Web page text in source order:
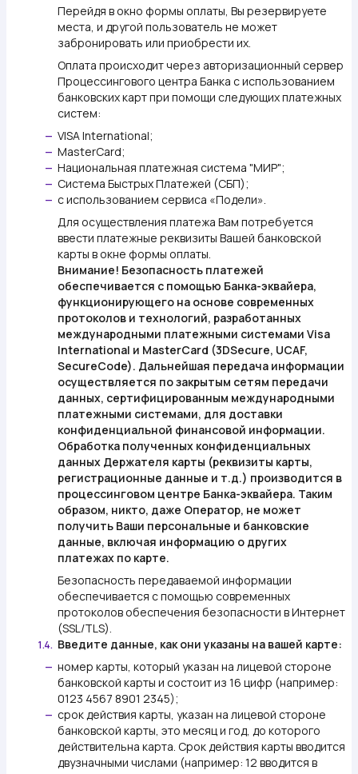
Перейдя в окно формы оплаты, Вы резервируете
места, и другой пользователь не может
забронировать или приобрести их.
Оплата происходит через авторизационный сервер
Процессингового центра Банка с использованием
банковских карт при помощи следующих платежных
систем:
— VISA International;
— MasterCard;
— Национальная платежная система "МИР";
— Система Быстрых Платежей (СБП);
— с использованием сервиса «Подели».
Для осуществления платежа Вам потребуется
ввести платежные реквизиты Вашей банковской
карты в окне формы оплаты.
Внимание! Безопасность платежей
обеспечивается с помощью Банка-эквайера,
функционирующего на основе современных
протоколов и технологий, разработанных
международными платежными системами Visa
International и MasterCard (3DSecure, UCAF,
SecureCode). Дальнейшая передача информации
осуществляется по закрытым сетям передачи
данных, сертифицированным международными
платежными системами, для доставки
конфиденциальной финансовой информации.
Обработка полученных конфиденциальных
данных Держателя карты (реквизиты карты,
регистрационные данные и т.д.) производится в
процессинговом центре Банка-эквайера. Таким
образом, никто, даже Оператор, не может
получить Ваши персональные и банковские
данные, включая информацию о других
платежах по карте.
Безопасность передаваемой информации
обеспечивается с помощью современных
протоколов обеспечения безопасности в Интернет
(SSL/TLS).
1.4. Введите данные, как они указаны на вашей карте:
— номер карты, который указан на лицевой стороне
банковской карты и состоит из 16 цифр (например:
0123 4567 8901 2345);
— срок действия карты, указан на лицевой стороне
банковской карты, это месяц и год, до которого
действительна карта. Срок действия карты вводится
двузначными числами (например: 12 вводится в